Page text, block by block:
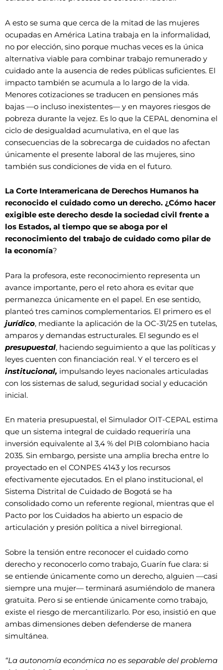
A esto se suma que cerca de la mitad de las mujeres
ocupadas en América Latina trabaja en la informalidad,
no por elección, sino porque muchas veces es la única
alternativa viable para combinar trabajo remunerado y
cuidado ante la ausencia de redes públicas suficientes. El
impacto también se acumula a lo largo de la vida.
Menores cotizaciones se traducen en pensiones más
bajas —o incluso inexistentes— y en mayores riesgos de
pobreza durante la vejez. Es lo que la CEPAL denomina el
ciclo de desigualdad acumulativa, en el que las
consecuencias de la sobrecarga de cuidados no afectan
únicamente el presente laboral de las mujeres, sino
también sus condiciones de vida en el futuro.
La Corte Interamericana de Derechos Humanos ha
reconocido el cuidado como un derecho. ¿Cómo hacer
exigible este derecho desde la sociedad civil frente a
los Estados, al tiempo que se aboga por el
reconocimiento del trabajo de cuidado como pilar de
la economía?
Para la profesora, este reconocimiento representa un
avance importante, pero el reto ahora es evitar que
permanezca únicamente en el papel. En ese sentido,
planteó tres caminos complementarios. El primero es el
jurídico, mediante la aplicación de la OC-31/25 en tutelas,
amparos y demandas estructurales. El segundo es el
presupuestal, haciendo seguimiento a que las políticas y
leyes cuenten con financiación real. Y el tercero es el
institucional, impulsando leyes nacionales articuladas
con los sistemas de salud, seguridad social y educación
inicial.
En materia presupuestal, el Simulador OIT-CEPAL estima
que un sistema integral de cuidado requeriría una
inversión equivalente al 3,4 % del PIB colombiano hacia
2035. Sin embargo, persiste una amplia brecha entre lo
proyectado en el CONPES 4143 y los recursos
efectivamente ejecutados. En el plano institucional, el
Sistema Distrital de Cuidado de Bogotá se ha
consolidado como un referente regional, mientras que el
Pacto por los Cuidados ha abierto un espacio de
articulación y presión política a nivel birregional.
Sobre la tensión entre reconocer el cuidado como
derecho y reconocerlo como trabajo, Guarín fue clara: si
se entiende únicamente como un derecho, alguien —casi
siempre una mujer— terminará asumiéndolo de manera
gratuita. Pero si se entiende únicamente como trabajo,
existe el riesgo de mercantilizarlo. Por eso, insistió en que
ambas dimensiones deben defenderse de manera
simultánea.
“La autonomía económica no es separable del problema